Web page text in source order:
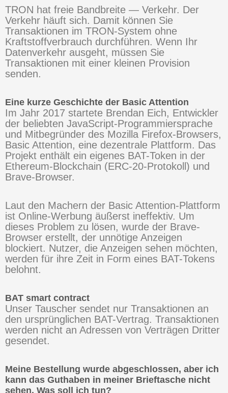
TRON hat freie Bandbreite — Verkehr. Der
Verkehr häuft sich. Damit können Sie
Transaktionen im TRON-System ohne
Kraftstoffverbrauch durchführen. Wenn Ihr
Datenverkehr ausgeht, müssen Sie
Transaktionen mit einer kleinen Provision
senden.
Eine kurze Geschichte der Basic Attention
Im Jahr 2017 startete Brendan Eich, Entwickler
der beliebten JavaScript-Programmiersprache
und Mitbegründer des Mozilla Firefox-Browsers,
Basic Attention, eine dezentrale Plattform. Das
Projekt enthält ein eigenes BAT-Token in der
Ethereum-Blockchain (ERC-20-Protokoll) und
Brave-Browser.
Laut den Machern der Basic Attention-Plattform
ist Online-Werbung äußerst ineffektiv. Um
dieses Problem zu lösen, wurde der Brave-
Browser erstellt, der unnötige Anzeigen
blockiert. Nutzer, die Anzeigen sehen möchten,
werden für ihre Zeit in Form eines BAT-Tokens
belohnt.
BAT smart contract
Unser Tauscher sendet nur Transaktionen an
den ursprünglichen BAT-Vertrag. Transaktionen
werden nicht an Adressen von Verträgen Dritter
gesendet.
Meine Bestellung wurde abgeschlossen, aber ich
kann das Guthaben in meiner Brieftasche nicht
sehen. Was soll ich tun?